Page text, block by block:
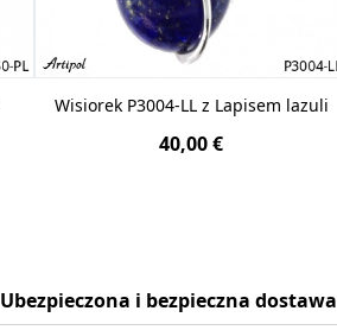
Wisiorek P3004-LL z Lapisem lazuli
40,00 €
Ubezpieczona i bezpieczna dostawa